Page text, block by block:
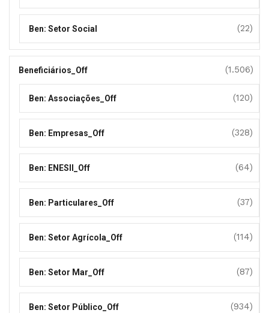
Ben: Setor Social (22)
Beneficiários_Off (1.506)
Ben: Associações_Off (120)
Ben: Empresas_Off (328)
Ben: ENESII_Off (64)
Ben: Particulares_Off (37)
Ben: Setor Agrícola_Off (114)
Ben: Setor Mar_Off (87)
Ben: Setor Público_Off (934)